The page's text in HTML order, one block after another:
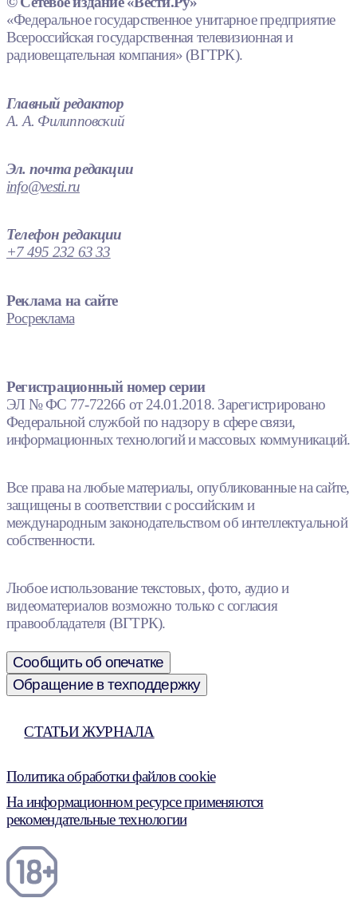
«Федеральное государственное унитарное предприятие
Всероссийская государственная телевизионная и
радиовещательная компания» (ВГТРК).
Главный редактор
А. А. Филипповский
Эл. почта редакции
info@vesti.ru
Телефон редакции
+7 495 232 63 33
Реклама на сайте
Росреклама
Регистрационный номер серии
ЭЛ № ФС 77-72266 от 24.01.2018. Зарегистрировано
Федеральной службой по надзору в сфере связи,
информационных технологий и массовых коммуникаций.
Все права на любые материалы, опубликованные на сайте,
защищены в соответствии с российским и
международным законодательством об интеллектуальной
собственности.
Любое использование текстовых, фото, аудио и
видеоматериалов возможно только с согласия
правообладателя (ВГТРК).
Сообщить об опечатке
Обращение в техподдержку
СТАТЬИ ЖУРНАЛА
Политика обработки файлов cookie
На информационном ресурсе применяются
рекомендательные технологии